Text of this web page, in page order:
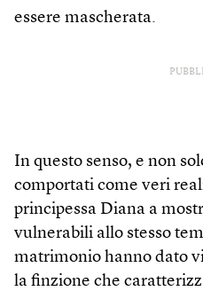
essere mascherata.
In questo senso, e non
comportati come veri
principessa Diana a
vulnerabili allo stesso
matrimonio hanno dato
la finzione che